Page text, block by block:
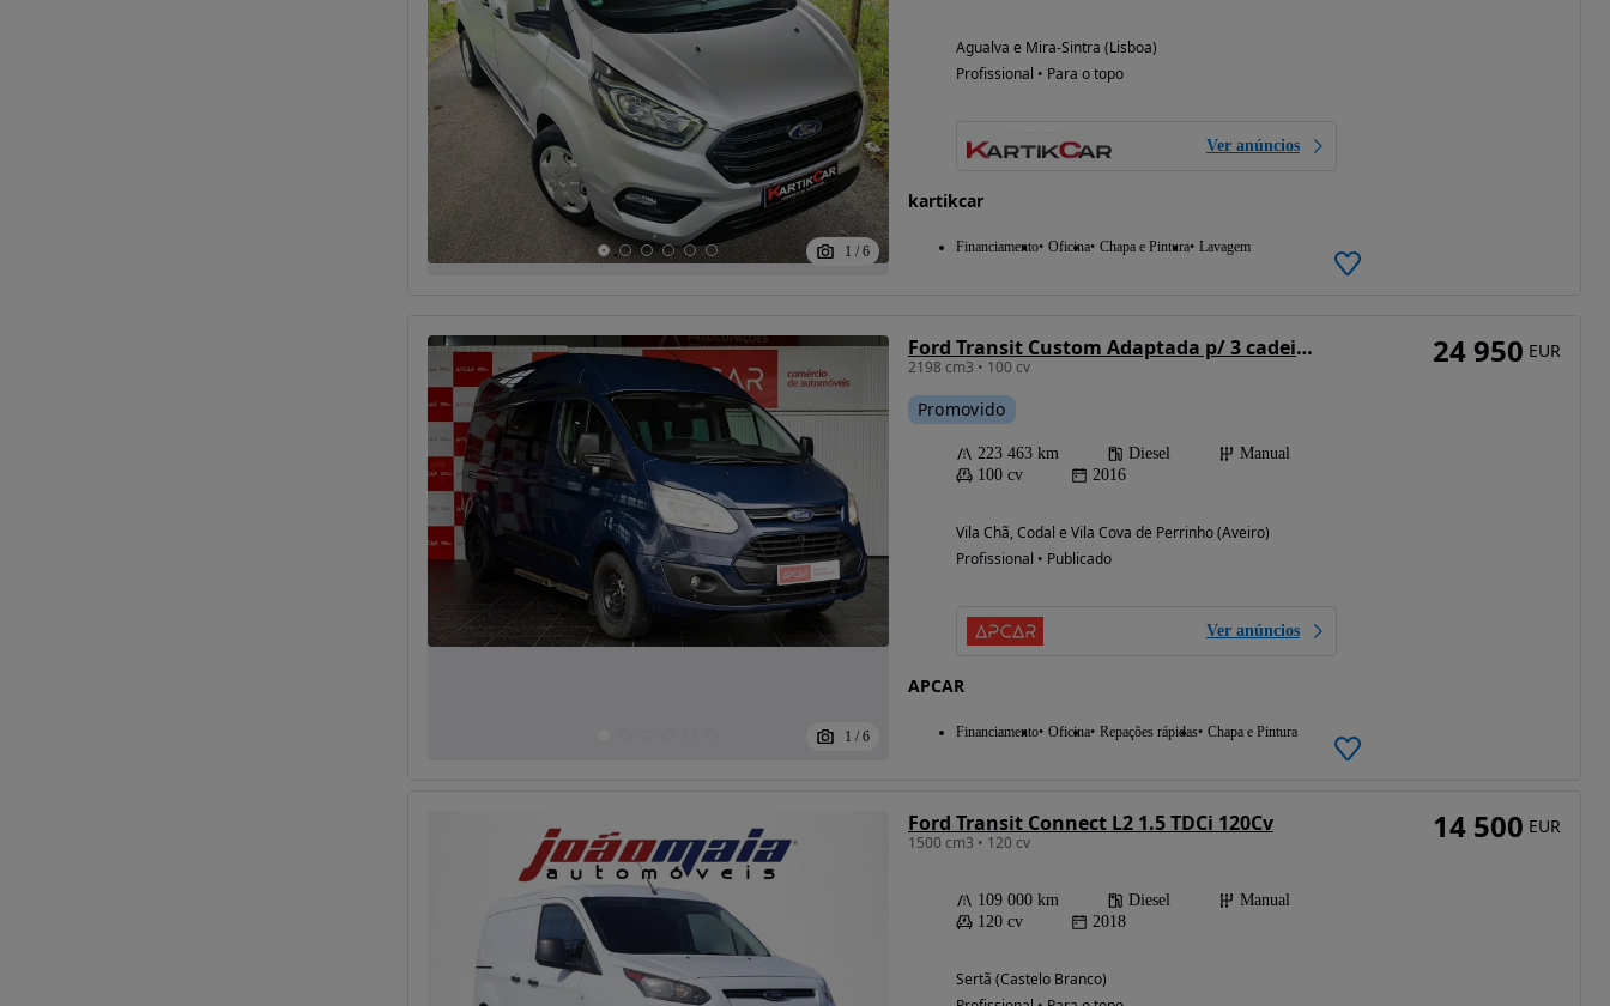
1 / 6
Agualva e Mira-Sintra (Lisboa)
Profissional • Para o topo
Ver anúncios
kartikcar
Financiamento Oficina Chapa e Pintura Lavagem
1 / 6
Ford Transit Custom Adaptada p/ 3 cadeiras de rodas
2198 cm3 • 100 cv
Promovido
223 463 km Diesel
Manual
100 cv
2016
Vila Chã, Codal e Vila Cova de Perrinho (Aveiro)
Profissional • Publicado
Ver anúncios
APCAR
Financiamento Oficina Repações rápidas Chapa e Pintura
24 950 EUR
Ford Transit Connect L2 1.5 TDCi 120Cv
1500 cm3 • 120 cv
109 000 km Diesel
Manual
120 cv
2018
Sertã (Castelo Branco)
14 500 EUR